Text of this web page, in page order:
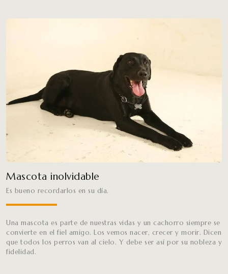
Mascota inolvidable
Es bueno recordarlos en su día.
Una mascota es parte de nuestras vidas y un cachorro siempre se
convierte en el fiel amigo. Los vemos nacer, crecer y morir. Dicen
que todos los perros van al cielo. Y debe ser así por su nobleza y
fidelidad.